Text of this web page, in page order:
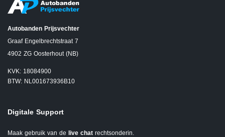
Autobanden Prijsvechter
Graaf Engelbrechtstraat 7
4902 ZG Oosterhout (NB)
KVK: 18084900
BTW: NL001673936B10
Digitale Support
Maak gebruik van de live chat rechtsonderin.